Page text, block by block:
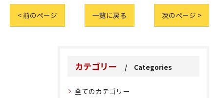
< 前のページ 一覧に戻る 次のページ >
カテゴリー Categories
全てのカテゴリー